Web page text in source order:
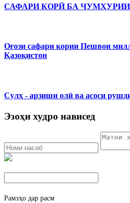
САФАРИ КОРӢ БА
Оғози сафари кории Пешвои
Қазоқистон
Сулҳ - арзиши олӣ ва асоси
Эзоҳи худро нависед
Рамзҳо дар расм